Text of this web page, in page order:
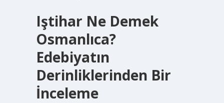
Iştihar Ne Demek
Osmanlıca?
Edebiyatın
Derinliklerinden Bir
İnceleme